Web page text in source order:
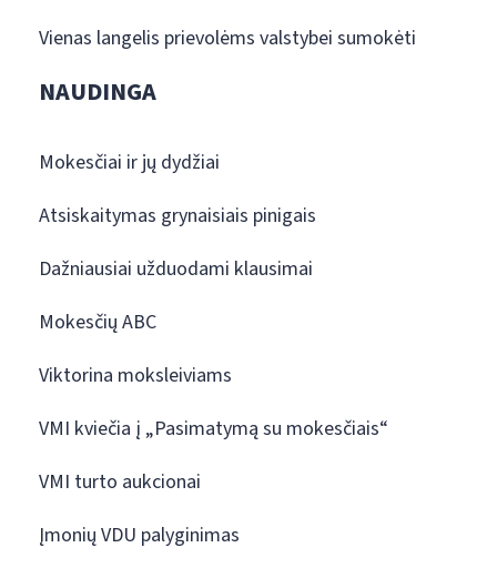
Vienas langelis prievolėms valstybei sumokėti
NAUDINGA
Mokesčiai ir jų dydžiai
Atsiskaitymas grynaisiais pinigais
Dažniausiai užduodami klausimai
Mokesčių ABC
Viktorina moksleiviams
VMI kviečia į „Pasimatymą su mokesčiais“
VMI turto aukcionai
Įmonių VDU palyginimas